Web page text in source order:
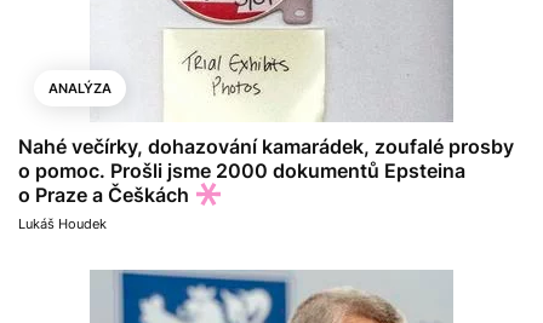
ANALÝZA
Nahé večírky, dohazování kamarádek, zoufalé prosby
o pomoc. Prošli jsme 2000 dokumentů Epsteina
o Praze a Češkách
Lukáš Houdek